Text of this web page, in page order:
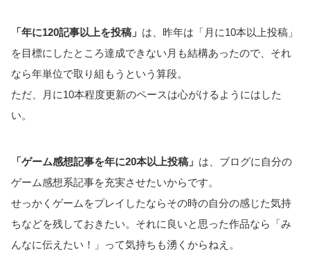
「年に120記事以上を投稿」 は、昨年は「月に10本以上投稿」
を目標にしたところ達成できない月も結構あったので、それ
なら年単位で取り組もうという算段。
ただ、月に10本程度更新のペースは心がけるようにはした
い。
「ゲーム感想記事を年に20本以上投稿」 は、ブログに自分の
ゲーム感想系記事を充実させたいからです。
せっかくゲームをプレイしたならその時の自分の感じた気持
ちなどを残しておきたい。それに良いと思った作品なら「み
んなに伝えたい！」って気持ちも湧くからねえ。